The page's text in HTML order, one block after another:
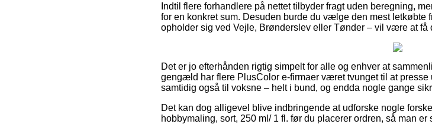
Indtil flere forhandlere på nettet tilbyder fragt uden beregning,
for en konkret sum. Desuden burde du vælge den mest letkøbte
opholder sig ved Vejle, Brønderslev eller Tønder – vil være at
Det er jo efterhånden rigtig simpelt for alle og enhver at
gengæld har flere PlusColor e-firmaer været tvunget til at
samtidig også til voksne – helt i bund, og endda nogle gange
Det kan dog alligevel blive indbringende at udforske nogle
hobbymaling, sort, 250 ml/ 1 fl. før du placerer ordren, så man